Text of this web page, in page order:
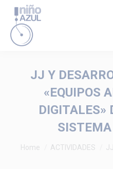
JJ Y
«EQUIPOS
DIGITALES»
You are here:
Home ACTIVIDADES